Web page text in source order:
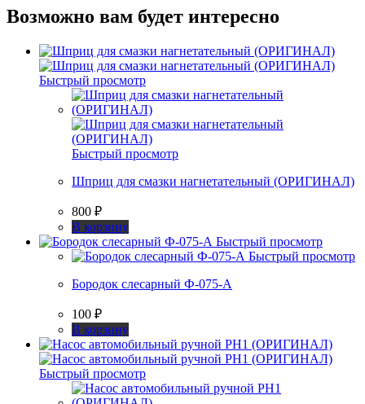
Возможно вам будет интересно
Быстрый просмотр
Быстрый просмотр
Шприц для смазки нагнетательный (ОРИГИНАЛ)
800 ₽
В корзину
Быстрый просмотр
Быстрый просмотр
Бородок слесарный Ф-075-А
100 ₽
В корзину
Быстрый просмотр